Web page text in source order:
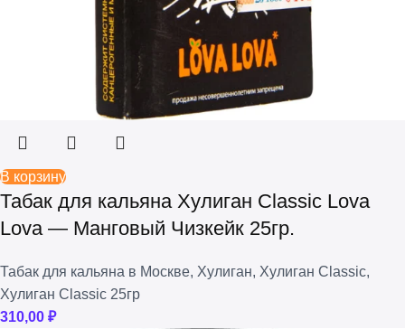
В корзину
Табак для кальяна Хулиган Classic Lova
Lova — Манговый Чизкейк 25гр.
Табак для кальяна в Москве, Хулиган, Хулиган Classic,
Хулиган Classic 25гр
310,00 ₽